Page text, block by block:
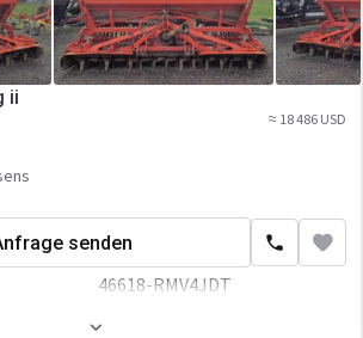
ii
≈ 18 486 USD
senden
46618-RMV4JDT